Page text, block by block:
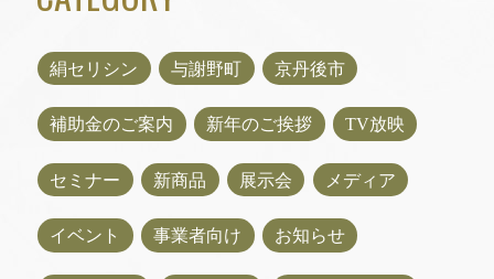
絹セリシン 与謝野町 京丹後市
補助金のご案内 新年のご挨拶 TV放映
セミナー 新商品 展示会 メディア
イベント 事業者向け お知らせ